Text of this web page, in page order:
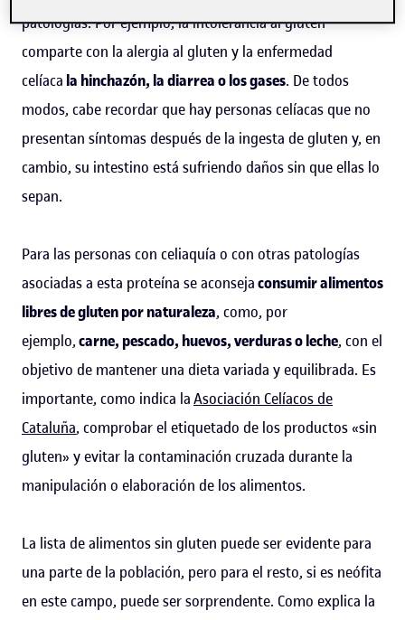
patologías. Por ejemplo, la intolerancia al gluten
comparte con la alergia al gluten y la enfermedad
celíaca la hinchazón, la diarrea o los gases. De todos
modos, cabe recordar que hay personas celíacas que no
presentan síntomas después de la ingesta de gluten y, en
cambio, su intestino está sufriendo daños sin que ellas lo
sepan.
Para las personas con celiaquía o con otras patologías
asociadas a esta proteína se aconsejaconsumir alimentos
libres de gluten por naturaleza, como, por
ejemplo,carne, pescado, huevos, verduras o leche, con el
objetivo de mantener una dieta variada y equilibrada. Es
importante, como indica laAsociación Celíacos de
Cataluña, comprobar el etiquetado de los productos «sin
gluten» y evitar la contaminación cruzada durante la
manipulación o elaboración de los alimentos.
La lista de alimentos sin gluten puede ser evidente para
una parte de la población, pero para el resto, si es neófita
en este campo, puede ser sorprendente. Como explica la